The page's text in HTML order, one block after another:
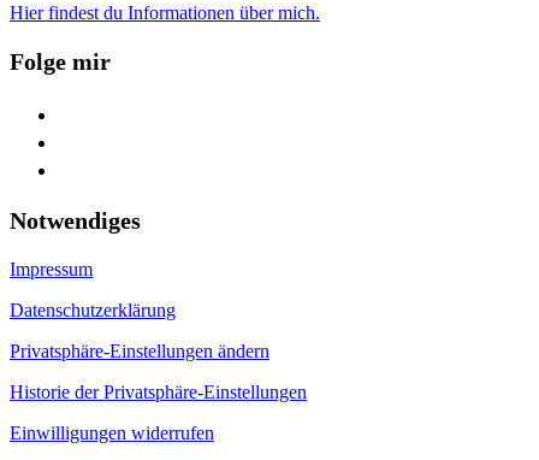
Hier findest du Informationen über mich.
Folge mir
Notwendiges
Impressum
Datenschutzerklärung
Privatsphäre-Einstellungen ändern
Historie der Privatsphäre-Einstellungen
Einwilligungen widerrufen